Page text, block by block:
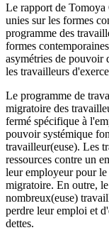
Le rapport de Tomoya
unies sur les formes
programme des
formes
asymétries de pouvoir
les travailleurs
Le programme de
migratoire des
fermé spécifique à
pouvoir systémique
travailleur(euse). Les
ressources contre un
leur employeur pour le
migratoire. En outre,
nombreux(euse)
perdre leur emploi et
dettes.